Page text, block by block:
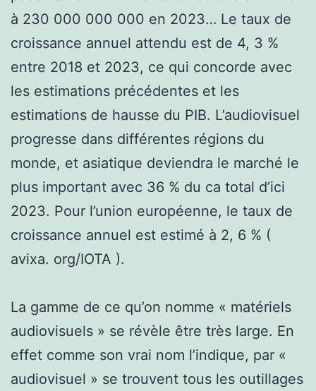
à 230 000 000 000 en 2023… Le taux de
croissance annuel attendu est de 4, 3 %
entre 2018 et 2023, ce qui concorde avec
les estimations précédentes et les
estimations de hausse du PIB. L’audiovisuel
progresse dans différentes régions du
monde, et asiatique deviendra le marché le
plus important avec 36 % du ca total d’ici
2023. Pour l’union européenne, le taux de
croissance annuel est estimé à 2, 6 % (
avixa. org/IOTA ).
La gamme de ce qu’on nomme « matériels
audiovisuels » se révèle être très large. En
effet comme son vrai nom l’indique, par «
audiovisuel » se trouvent tous les outillages